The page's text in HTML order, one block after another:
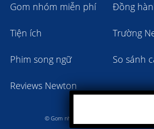
Gom nhóm miễn phí Đồng
Tiện ích Trường
Phim song ngữ So sánh
Reviews Newton
© Gom nhóm trường Newton giảm học phí